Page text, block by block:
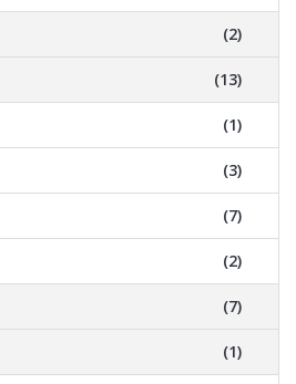
(2)
(13)
(1)
(3)
(7)
(2)
(7)
(1)